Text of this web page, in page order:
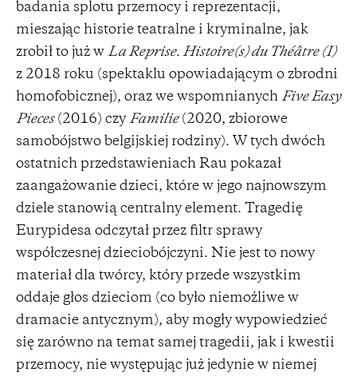
badania splotu przemocy i reprezentacji,
mieszając historie teatralne i kryminalne, jak
zrobił to już w La Reprise. Histoire(s) du Théâtre (I)
z 2018 roku (spektaklu opowiadającym o zbrodni
homofobicznej), oraz we wspomnianych Five Easy
Pieces(2016) czyFamilie(2020, zbiorowe
samobójstwo belgijskiej rodziny). W tych dwóch
ostatnich przedstawieniach Rau pokazał
zaangażowanie dzieci, które w jego najnowszym
dziele stanowią centralny element. Tragedię
Eurypidesa odczytał przez filtr sprawy
współczesnej dzieciobójczyni. Nie jest to nowy
materiał dla twórcy, który przede wszystkim
oddaje głos dzieciom (co było niemożliwe w
dramacie antycznym), aby mogły wypowiedzieć
się zarówno na temat samej tragedii, jak i kwestii
przemocy, nie występując już jedynie w niemej